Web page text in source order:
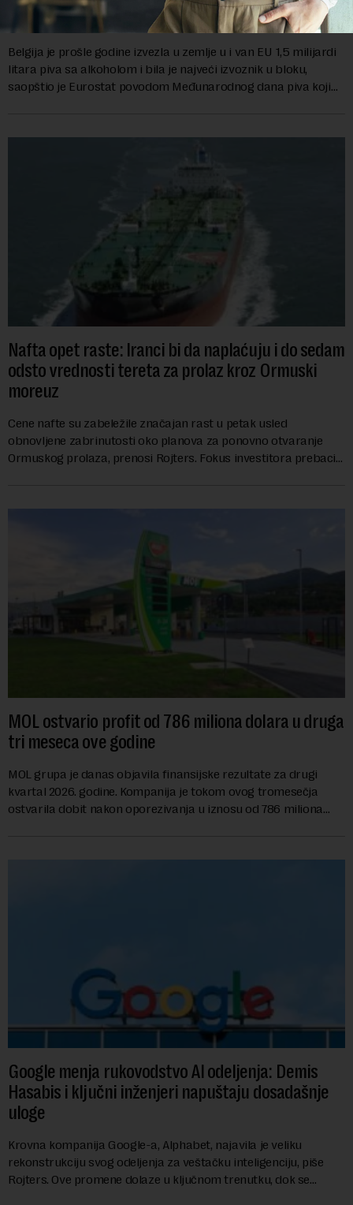
Belgija najveći izvoznik piva u EU
Belgija je prošle godine izvezla u zemlje u i van EU 1,5 milijardi
litara piva sa alkoholom i bila je najveći izvoznik u bloku,
saopštio je Eurostat povodom Međunarodnog dana piva koji
Nafta opet raste: Iranci bi da naplaćuju i do sedam
odsto vrednosti tereta za prolaz kroz Ormuski
moreuz
Cene nafte su zabeležile značajan rast u petak usled
obnovljene zabrinutosti oko planova za ponovno otvaranje
Ormuskog prolaza, prenosi Rojters. Fokus investitora prebacio
MOL ostvario profit od 786 miliona dolara u druga
tri meseca ove godine
MOL grupa je danas objavila finansijske rezultate za drugi
kvartal 2026. godine. Kompanija je tokom ovog tromesečja
ostvarila dobit nakon oporezivanja u iznosu od 786 miliona
Google menja rukovodstvo AI odeljenja: Demis
Hasabis i ključni inženjeri napuštaju dosadašnje
uloge
Krovna kompanija Google-a, Alphabet, najavila je veliku
rekonstrukciju svog odeljenja za veštačku inteligenciju, piše
Rojters. Ove promene dolaze u ključnom trenutku, dok se